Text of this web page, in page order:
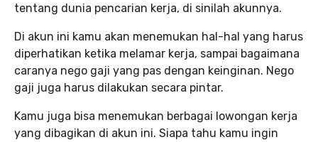
tentang dunia pencarian kerja, di sinilah akunnya.
Di akun ini kamu akan menemukan hal-hal yang harus
diperhatikan ketika melamar kerja, sampai bagaimana
caranya nego gaji yang pas dengan keinginan. Nego
gaji juga harus dilakukan secara pintar.
Kamu juga bisa menemukan berbagai lowongan kerja
yang dibagikan di akun ini. Siapa tahu kamu ingin